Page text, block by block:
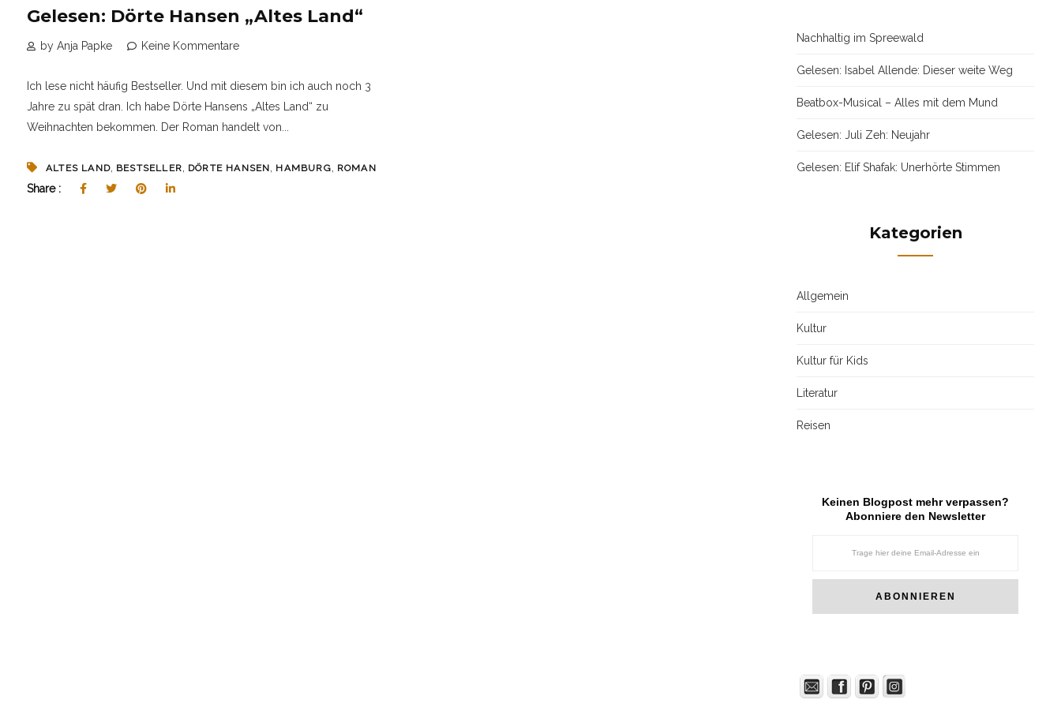
Gelesen: Dörte Hansen „Altes Land“
by Anja Papke Keine Kommentare
Ich lese nicht häufig Bestseller. Und mit diesem bin ich auch noch 3
Jahre zu spät dran. Ich habe Dörte Hansens „Altes Land“ zu
Weihnachten bekommen. Der Roman handelt von...
ALTES LAND BESTSELLER DÖRTE HANSEN HAMBURG ROMAN
Share :
Nachhaltig im Spreewald
Gelesen: Isabel Allende: Dieser weite Weg
Beatbox-Musical – Alles mit dem Mund
Gelesen: Juli Zeh: Neujahr
Gelesen: Elif Shafak: Unerhörte Stimmen
Kategorien
Allgemein
Kultur
Kultur für Kids
Literatur
Reisen
Keinen Blogpost mehr verpassen?
Abonniere den Newsletter